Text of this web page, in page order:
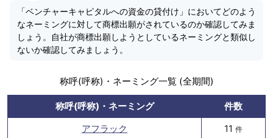
「ベンチャーキャピタルへの資金の貸付け」においてどのよう
なネーミングに対して商標出願がされているのか確認してみま
しょう。自社が商標出願しようとしているネーミングと類似し
ないか確認してみましょう。
称呼(呼称)・ネーミング一覧 (全期間)
称呼(呼称)・ネーミング
件数
アフラック
11 件